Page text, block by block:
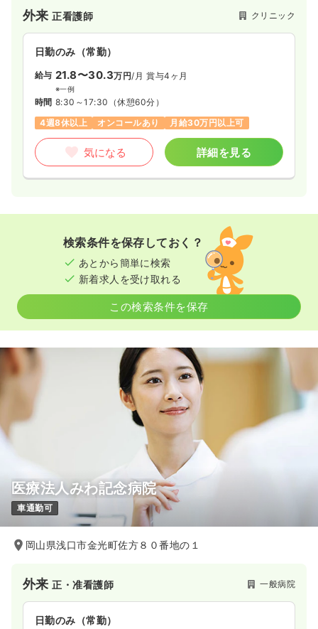
外来正看護師 クリニック
日勤のみ（常勤）
給与 21.8〜30.3万円/月 賞与4ヶ月
※一例
時間 8:30～17:30 （休憩60分）
4週8休以上
オンコールあり 月給30万円以上可
気になる 詳細を見る
検索条件を保存しておく？
あとから簡単に検索
新着求人を受け取れる
この検索条件を保存
医療法人みわ記念病院
車通勤可
岡山県浅口市金光町佐方８０番地の１
外来正・准看護師 一般病院
日勤のみ（常勤）